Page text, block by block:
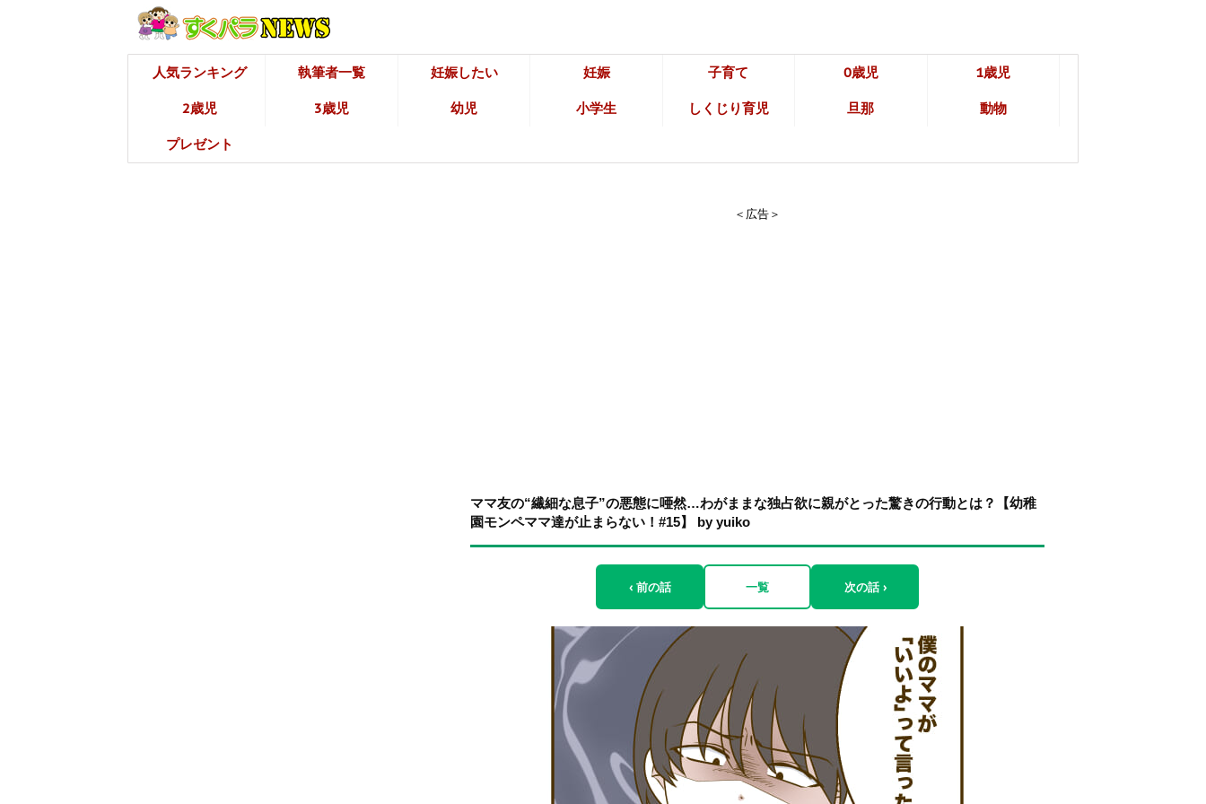
人気ランキング 執筆者一覧 妊娠したい 妊娠 子育て 0歳児 1歳児
2歳児 3歳児 幼児 小学生 しくじり育児 旦那 動物
プレゼント
＜広告＞
ママ友の“繊細な息子”の悪態に唖然…わがままな独占欲に親がとった驚きの行動とは？【幼稚
園モンペママ達が止まらない！#15】 by yuiko
‹ 前の話 一覧 次の話 ›